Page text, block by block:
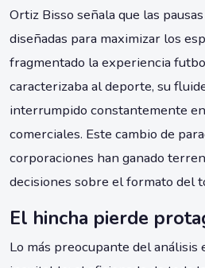
Ortiz Bisso señala que las
diseñadas para maximizar los
fragmentado la experiencia
caracterizaba al deporte, su
interrumpido constantemente
comerciales. Este cambio de
corporaciones han ganado
decisiones sobre el formato del
El hincha pierde
Lo más preocupante del análisis